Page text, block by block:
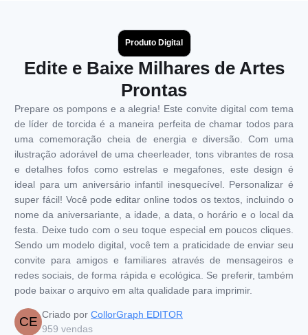
Produto Digital
Edite e Baixe Milhares de Artes
Prontas
Prepare os pompons e a alegria! Este convite digital com tema
de líder de torcida é a maneira perfeita de chamar todos para
uma comemoração cheia de energia e diversão. Com uma
ilustração adorável de uma cheerleader, tons vibrantes de rosa
e detalhes fofos como estrelas e megafones, este design é
ideal para um aniversário infantil inesquecível. Personalizar é
super fácil! Você pode editar online todos os textos, incluindo o
nome da aniversariante, a idade, a data, o horário e o local da
festa. Deixe tudo com o seu toque especial em poucos cliques.
Sendo um modelo digital, você tem a praticidade de enviar seu
convite para amigos e familiares através de mensageiros e
redes sociais, de forma rápida e ecológica. Se preferir, também
pode baixar o arquivo em alta qualidade para imprimir.
CE Criado por CollorGraph EDITOR
959 vendas